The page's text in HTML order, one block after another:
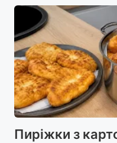
Пиріжки з